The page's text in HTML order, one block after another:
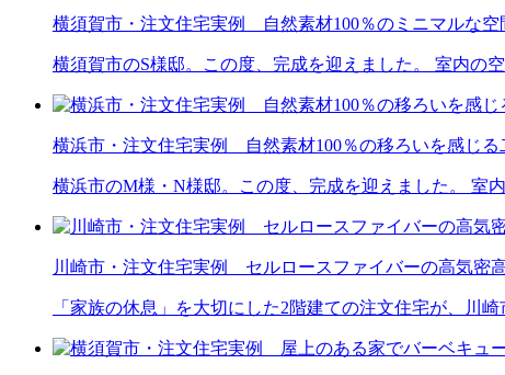
横須賀市・注文住宅実例 自然素材100％のミニマルな空
横須賀市のS様邸。この度、完成を迎えました。 室内の
横浜市・注文住宅実例 自然素材100％の移ろいを感じる
横浜市のM様・N様邸。この度、完成を迎えました。 室
川崎市・注文住宅実例 セルロースファイバーの高気密
「家族の休息」を大切にした2階建ての注文住宅が、川